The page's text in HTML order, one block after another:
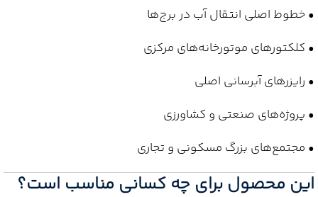
• خطوط اصلی انتقال آب در برج‌ها
• کلکتورهای موتورخانه‌های مرکزی
• رایزرهای آبرسانی اصلی
• پروژه‌های صنعتی و کشاورزی
• مجتمع‌های بزرگ مسکونی و تجاری
این محصول برای چه کسانی مناسب است؟